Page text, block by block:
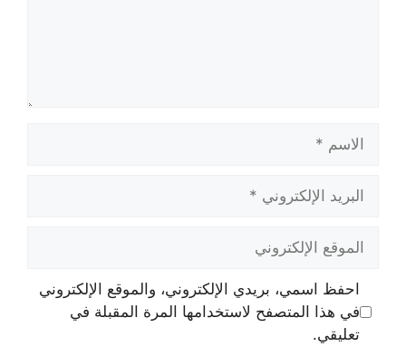
الإلكتروني
الإلكتروني
احفظ اسمي، بريدي الإلكتروني، والموقع الإلكتروني
في هذا المتصفح لاستخدامها المرة المقبلة في
تعليقي.